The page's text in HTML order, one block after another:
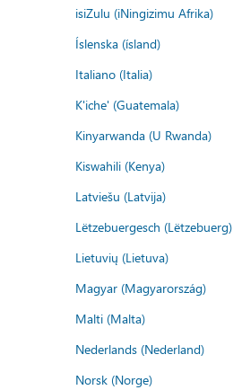
isiZulu (iNingizimu Afrika)
Íslenska (ísland)
Italiano (Italia)
K'iche' (Guatemala)
Kinyarwanda (U Rwanda)
Kiswahili (Kenya)
Latviešu (Latvija)
Lëtzebuergesch (Lëtzebuerg)
Lietuvių (Lietuva)
Magyar (Magyarország)
Malti (Malta)
Nederlands (Nederland)
Norsk (Norge)